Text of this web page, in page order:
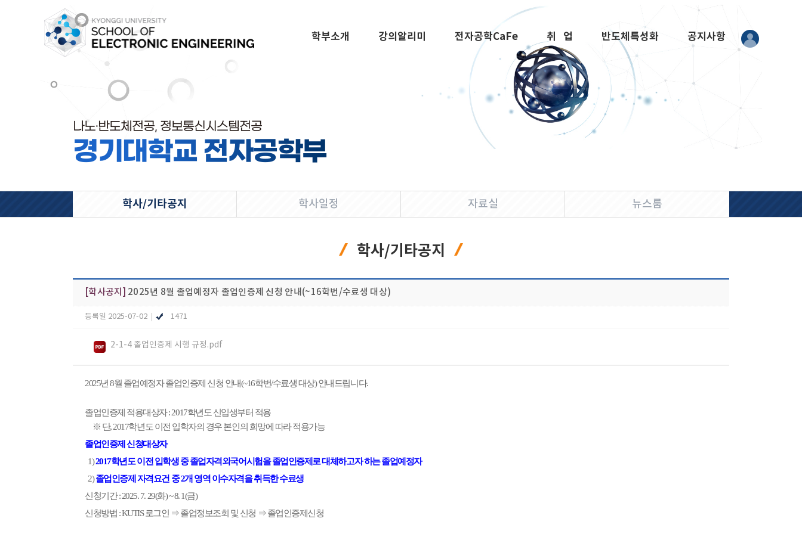
학부소개 강의알리미 전자공학CaFe 취 업 반도체특성화 공지사항
나노·반도체전공, 정보통신시스템전공
경기대학교 전자공학부
학사/기타공지 학사일정 자료실 뉴스룸
학사/기타공지
[학사공지] 2025년 8월 졸업예정자 졸업인증제 신청 안내(~16학번/수료생 대상)
등록일 2025-07-02 1471
2-1-4 졸업인증제 시행 규정.pdf
2025년 8월 졸업예정자 졸업인증제 신청 안내(~16학번/수료생 대상) 안내드립니다.
졸업인증제 적용대상자 : 2017학년도 신입생부터 적용
※ 단, 2017학년도 이전 입학자의 경우 본인의 희망에 따라 적용가능
졸업인증제 신청대상자
1)2017학년도 이전 입학생 중 졸업자격외국어시험을 졸업인증제로 대체하고자 하는 졸업예정자
2)졸업인증제 자격요건 중 2개 영역 이수자격을 취득한 수료생
신청기간 : 2025. 7. 29(화) ~ 8. 1(금)
신청방법 : KUTIS 로그인 ⇒ 졸업정보조회 및 신청 ⇒ 졸업인증제신청